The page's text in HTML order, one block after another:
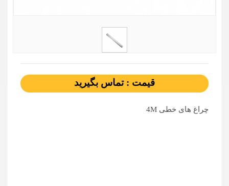
قیمت : تماس بگیرید
چراغ های خطی 4M